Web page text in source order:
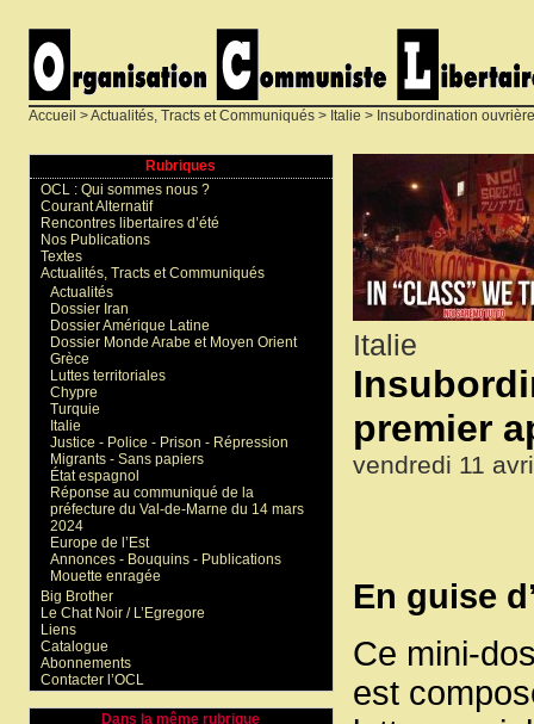
Accueil >Actualités, Tracts et Communiqués > Italie > Insubordination
Italie
premier
vendredi 11
En guise
Ce mini-
est
Rubriques
OCL : Qui sommes nous ?
Courant Alternatif
Rencontres libertaires d’été
Nos Publications
Textes
Actualités, Tracts et Communiqués
Actualités
Dossier Iran
Dossier Amérique Latine
Dossier Monde Arabe et Moyen Orient
Grèce
Luttes territoriales
Chypre
Turquie
Italie
Justice - Police - Prison - Répression
Migrants - Sans papiers
État espagnol
Réponse au communiqué de la
préfecture du Val-de-Marne du 14 mars
2024
Europe de l’Est
Annonces - Bouquins - Publications
Mouette enragée
Big Brother
Le Chat Noir / L’Egregore
Liens
Catalogue
Abonnements
Contacter l’OCL
Dans la même rubrique